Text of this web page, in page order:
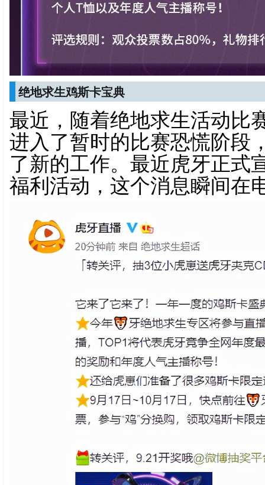
绝地求生鸡斯卡宝典
最近，随着绝地求生活动比
进入了暂时的比赛恐慌阶段
了新的工作。最近虎牙正式
福利活动，这个消息瞬间在